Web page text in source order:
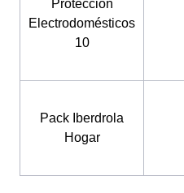
Protección
Electrodomésticos
10
Pack Iberdrola
Hogar